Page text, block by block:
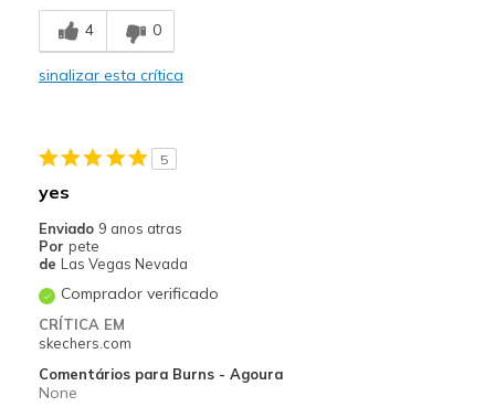
4 0
sinalizar esta crítica
5
yes
Enviado 9 anos atras
Por pete
de Las Vegas Nevada
Comprador verificado
CRÍTICA EM
skechers.com
Comentários para Burns - Agoura
None